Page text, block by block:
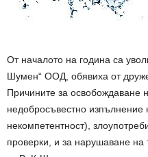
От началото на година са
Шумен“ ООД, обявиха от
Причините за освобождаване
недобросъвестно
некомпетентност),
проверки, и за нарушаване